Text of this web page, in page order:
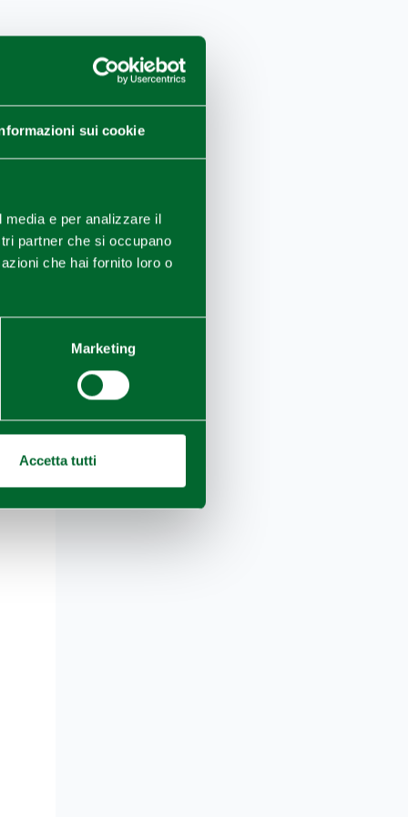
sui cookie
e per analizzare il
partner che si occupano
che hai fornito loro o
Marketing
Accetta tutti